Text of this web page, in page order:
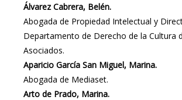
Álvarez Cabrera, Belén.
Abogada de Propiedad Intelectual y
Departamento de Derecho de la Cultura
Asociados.
Aparicio García San Miguel, Marina.
Abogada de Mediaset.
Arto de Prado, Marina.